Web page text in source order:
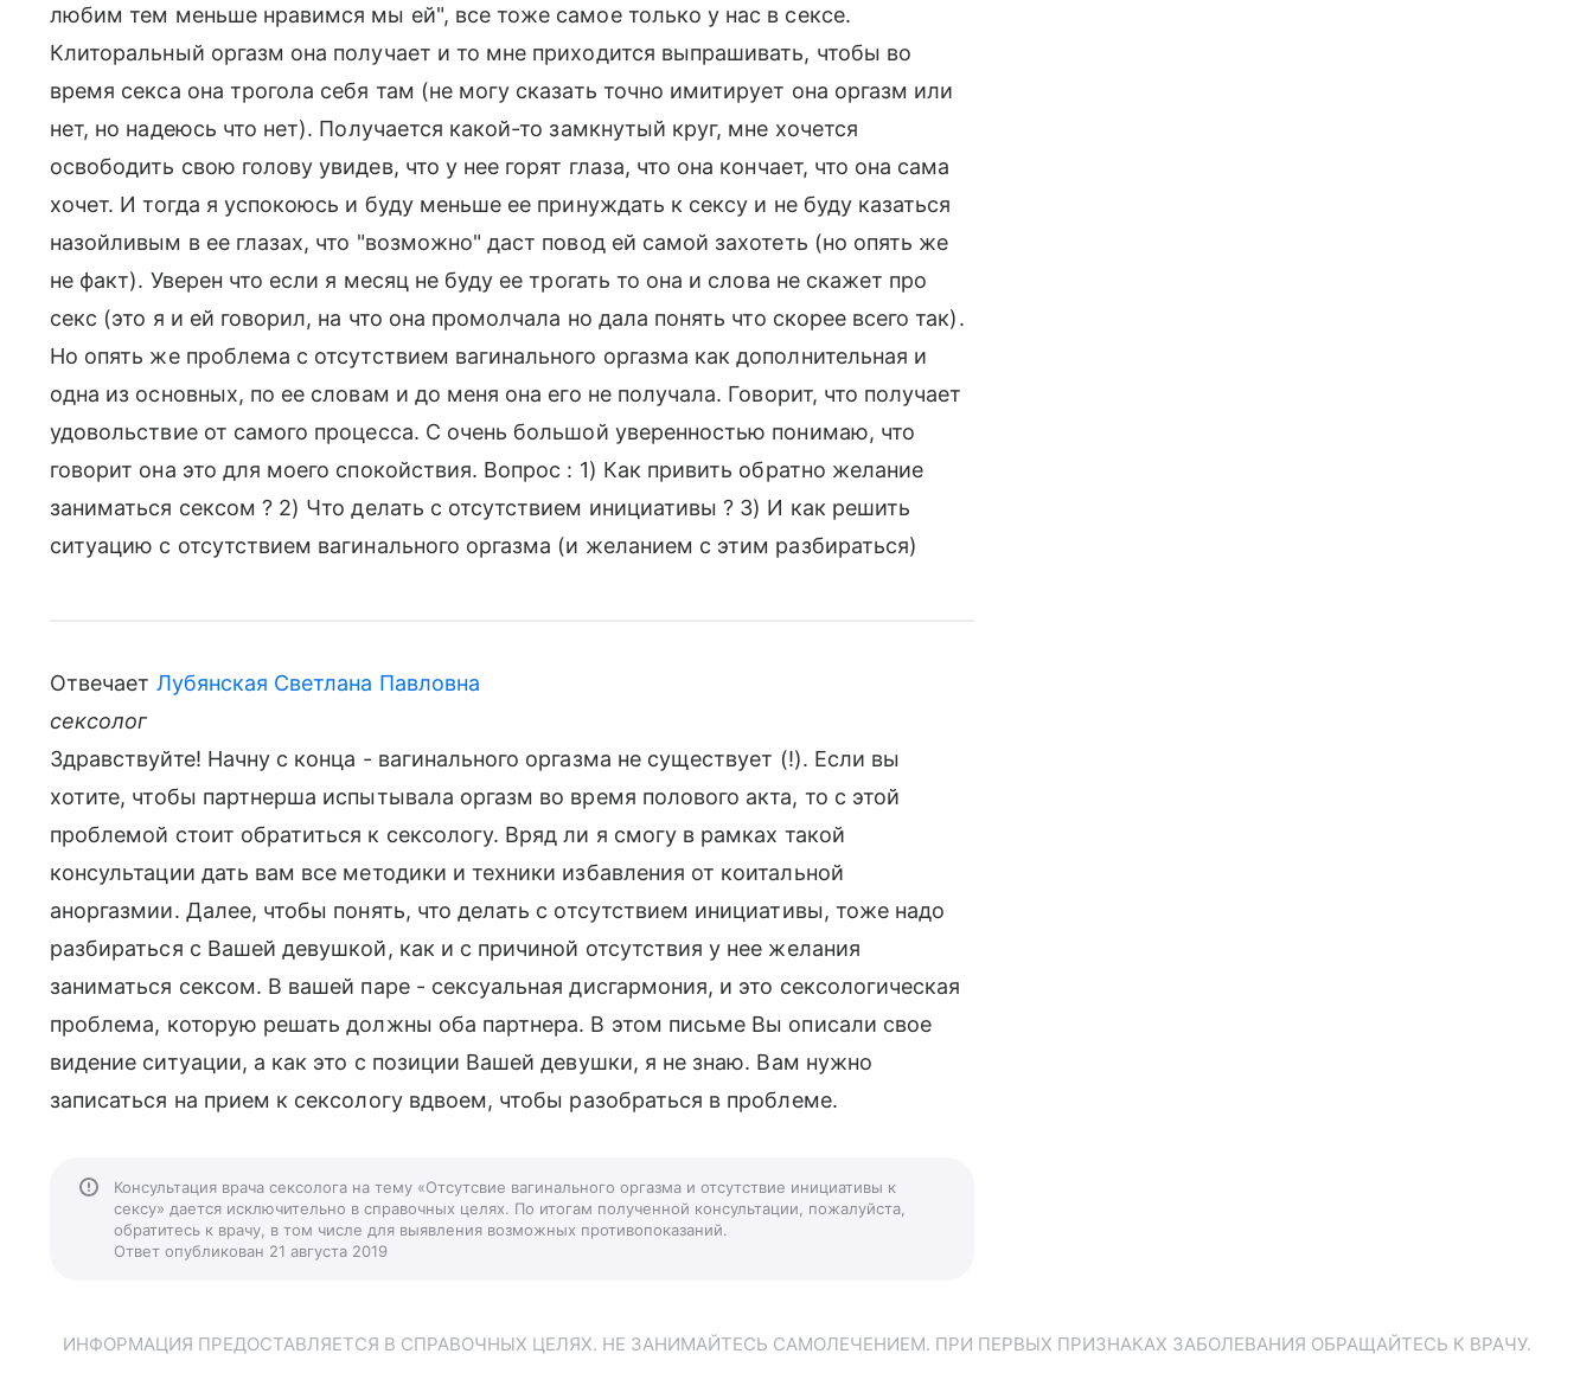
любим тем меньше нравимся мы ей", все тоже самое только у нас в сексе.
Клиторальный оргазм она получает и то мне приходится выпрашивать, чтобы во
время секса она трогола себя там (не могу сказать точно имитирует она оргазм или
нет, но надеюсь что нет). Получается какой-то замкнутый круг, мне хочется
освободить свою голову увидев, что у нее горят глаза, что она кончает, что она сама
хочет. И тогда я успокоюсь и буду меньше ее принуждать к сексу и не буду казаться
назойливым в ее глазах, что "возможно" даст повод ей самой захотеть (но опять же
не факт). Уверен что если я месяц не буду ее трогать то она и слова не скажет про
секс (это я и ей говорил, на что она промолчала но дала понять что скорее всего так).
Но опять же проблема с отсутствием вагинального оргазма как дополнительная и
одна из основных, по ее словам и до меня она его не получала. Говорит, что получает
удовольствие от самого процесса. С очень большой уверенностью понимаю, что
говорит она это для моего спокойствия. Вопрос : 1) Как привить обратно желание
заниматься сексом ? 2) Что делать с отсутствием инициативы ? 3) И как решить
ситуацию с отсутствием вагинального оргазма (и желанием с этим разбираться)
Отвечает Лубянская Светлана Павловна
сексолог
Здравствуйте! Начну с конца - вагинального оргазма не существует (!). Если вы
хотите, чтобы партнерша испытывала оргазм во время полового акта, то с этой
проблемой стоит обратиться к сексологу. Вряд ли я смогу в рамках такой
консультации дать вам все методики и техники избавления от коитальной
аноргазмии. Далее, чтобы понять, что делать с отсутствием инициативы, тоже надо
разбираться с Вашей девушкой, как и с причиной отсутствия у нее желания
заниматься сексом. В вашей паре - сексуальная дисгармония, и это сексологическая
проблема, которую решать должны оба партнера. В этом письме Вы описали свое
видение ситуации, а как это с позиции Вашей девушки, я не знаю. Вам нужно
записаться на прием к сексологу вдвоем, чтобы разобраться в проблеме.
Консультация врача сексолога на тему «Отсутсвие вагинального оргазма и отсутствие инициативы к
сексу» дается исключительно в справочных целях. По итогам полученной консультации, пожалуйста,
обратитесь к врачу, в том числе для выявления возможных противопоказаний.
Ответ опубликован 21 августа 2019
ИНФОРМАЦИЯ ПРЕДОСТАВЛЯЕТСЯ В СПРАВОЧНЫХ ЦЕЛЯХ. НЕ ЗАНИМАЙТЕСЬ САМОЛЕЧЕНИЕМ. ПРИ ПЕРВЫХ ПРИЗНАКАХ ЗАБОЛЕВАНИЯ ОБРАЩАЙТЕСЬ К ВРАЧУ.